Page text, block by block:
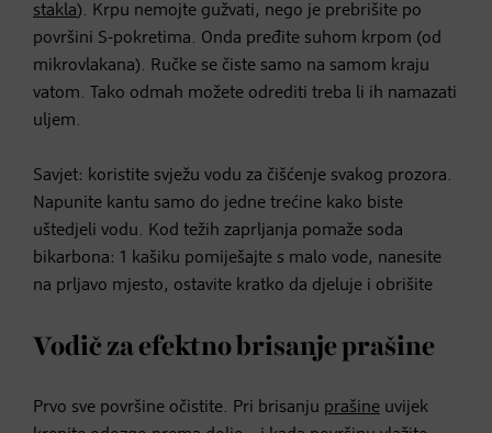
stakla). Krpu nemojte gužvati, nego je prebrišite po
površini S-pokretima. Onda pređite suhom krpom (od
mikrovlakana). Ručke se čiste samo na samom kraju
vatom. Tako odmah možete odrediti treba li ih namazati
uljem.
Savjet: koristite svježu vodu za čišćenje svakog prozora.
Napunite kantu samo do jedne trećine kako biste
uštedjeli vodu. Kod težih zaprljanja pomaže soda
bikarbona: 1 kašiku pomiješajte s malo vode, nanesite
na prljavo mjesto, ostavite kratko da djeluje i obrišite
Vodič za efektno brisanje prašine
Prvo sve površine očistite. Pri brisanju prašine uvijek